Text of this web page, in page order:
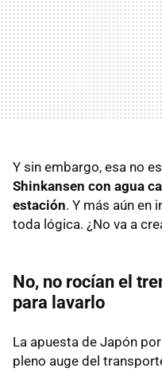
Y sin embargo, esa no
Shinkansen con agua
estación. Y más aún en
toda lógica. ¿No va a
No, no rocían el
para lavarlo
La apuesta de Japón
pleno auge del